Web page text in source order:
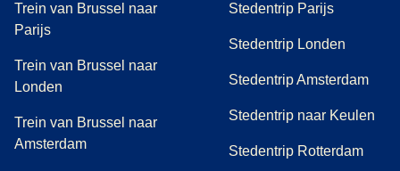
Trein van Brussel naar
Parijs
Trein van Brussel naar
Londen
Trein van Brussel naar
Amsterdam
Stedentrip Parijs
Stedentrip Londen
Stedentrip Amsterdam
Stedentrip naar Keulen
Stedentrip Rotterdam